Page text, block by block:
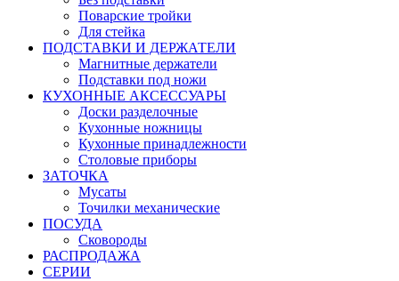
Поварские тройки
Для стейка
ПОДСТАВКИ И ДЕРЖАТЕЛИ
Магнитные держатели
Подставки под ножи
КУХОННЫЕ АКСЕССУАРЫ
Доски разделочные
Кухонные ножницы
Кухонные принадлежности
Столовые приборы
ЗАТОЧКА
Мусаты
Точилки механические
ПОСУДА
Сковороды
РАСПРОДАЖА
СЕРИИ